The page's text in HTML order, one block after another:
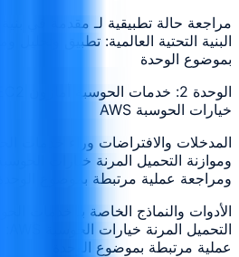
البنية التحتية العالمية: تطبيق
بموضوع الوحدة
خيارات الحوسبة AWS
ومراجعة عملية مرتبطة بموضوع الوحدة
عملية مرتبطة بموضوع الوحدة